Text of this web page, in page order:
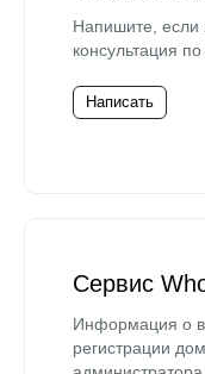
Напишите,
консультация по
Написать
Сервис
Информация о
регистрации